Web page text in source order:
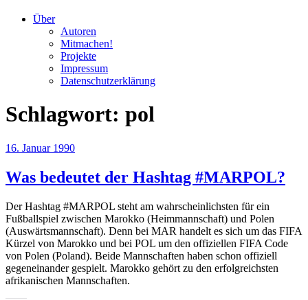
Über
Autoren
Mitmachen!
Projekte
Impressum
Datenschutzerklärung
Schlagwort: pol
Veröffentlicht
16. Januar 1990
Was bedeutet der Hashtag #MARPOL?
Der Hashtag #MARPOL steht am wahrscheinlichsten für ein
Fußballspiel zwischen Marokko (Heimmannschaft) und Polen
(Auswärtsmannschaft). Denn bei MAR handelt es sich um das FIFA
Kürzel von Marokko und bei POL um den offiziellen FIFA Code
von Polen (Poland). Beide Mannschaften haben schon offiziell
gegeneinander gespielt. Marokko gehört zu den erfolgreichsten
afrikanischen Mannschaften.